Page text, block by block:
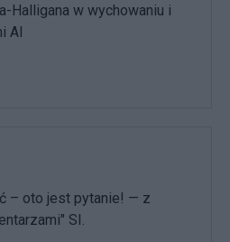
Halligana w wychowaniu i
AI
– oto jest pytanie! — z
SI.